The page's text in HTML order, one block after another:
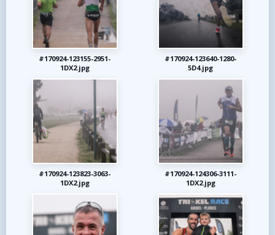
#170924-123155-2951-
1DX2.jpg
#170924-123640-1280-
5D4.jpg
#170924-123823-3063-
1DX2.jpg
#170924-124306-3111-
1DX2.jpg